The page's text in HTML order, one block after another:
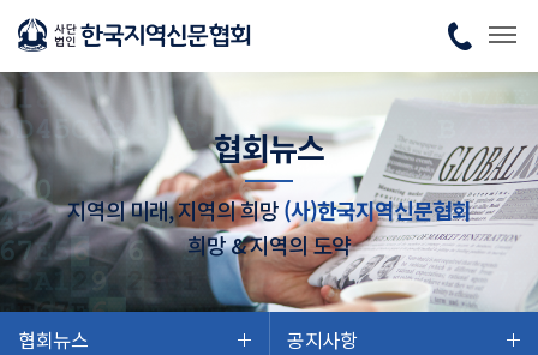
협회뉴스
지역의 미래, 지역의 희망(사)한국지역신문협회
희망 & 지역의 도약
협회뉴스 공지사항